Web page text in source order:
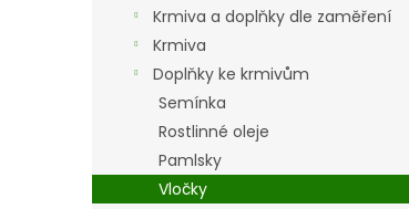
l
Krmiva a doplňky dle zaměření
Krmiva
Doplňky ke krmivům
Semínka
Rostlinné oleje
Pamlsky
Vločky